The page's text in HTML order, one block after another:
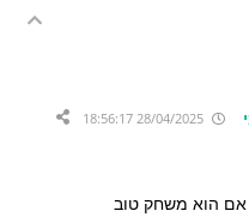
28/04/2025 18:56:17
אם הוא משחק טוב